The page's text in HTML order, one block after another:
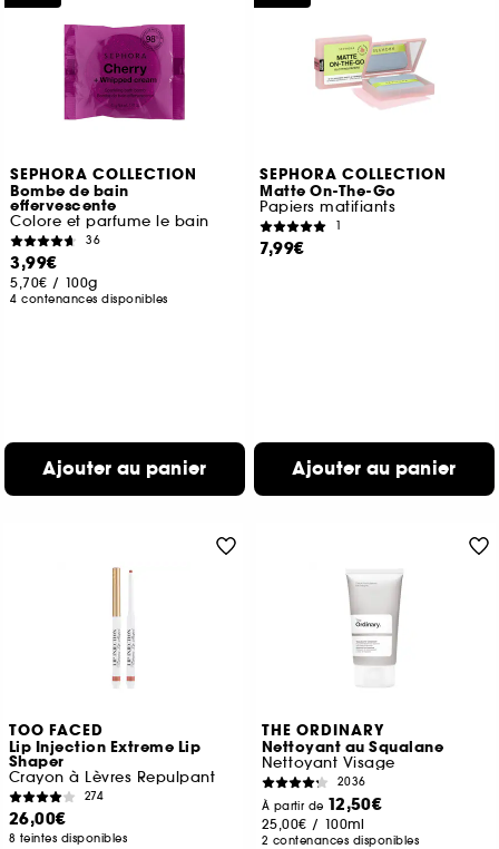
SEPHORA COLLECTION
Bombe de bain
effervescente
Colore et parfume le bain
36
3,99€
5,70€ / 100g
4 contenances disponibles
Ajouter au panier
SEPHORA COLLECTION
Matte On-The-Go
Papiers matifiants
1
7,99€
Ajouter au panier
TOO FACED
Lip Injection Extreme Lip
Shaper
Crayon à Lèvres Repulpant
274
26,00€
8 teintes disponibles
THE ORDINARY
Nettoyant au Squalane
Nettoyant Visage
2036
À partir de 12,50€
25,00€ / 100ml
2 contenances disponibles